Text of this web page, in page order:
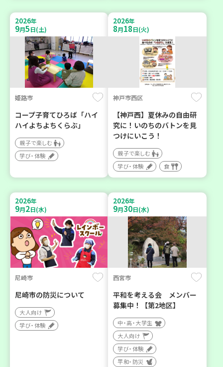
2026年
9月5日(土)
姫路市
コープ子育てひろば「ハイ
ハイよちよちくらぶ」
親子で楽しむ
学び・体験
2026年
8月18日(火)
神戸市西区
【神戸西】夏休みの自由研
究に！いのちのバトンを見
つけにいこう！
親子で楽しむ
学び・体験
食
2026年
9月2日(水)
尼崎市
尼崎市の防災について
大人向け
学び・体験
2026年
9月30日(水)
西宮市
平和を考える会 メンバー
募集中！【第2地区】
中・高・大学生
大人向け
学び・体験
平和・防災